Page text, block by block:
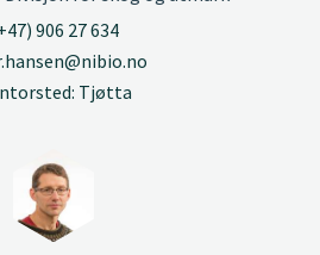
906 27 634
Tjøtta